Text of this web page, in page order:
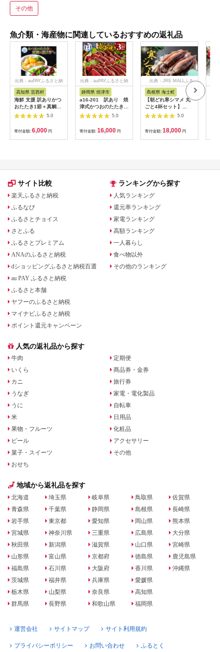
その他
魚介類・海産物に関連しているおすすめの返礼品
出典：auPAYふるさと納
高知県 芸西村
海鮮 支援 訳ありかつ
おたたき1節＋真鯛漬
け丼の素1食 冷凍 保
存食 小分け 惣菜 そう
ざい パック 漬け 本場
高知 海鮮丼 パパッと
簡単 一人暮らし 人気
5.0
寄付金額: 6,000 円
出典：auPAYふるさと納
静岡県 焼津市
a16-201 訳あり 焼
津式かつおのたたき炭
火焼き 3kg以上（約6
5.0
寄付金額: 16,000 円
出典：JRE MALLふる
さと納税
島根県 海士町
【朝どれ寒シマメ 丸
ごと4杯セット】
250g×4杯 いか イカ
スルメイカ 朝どれ寒
5.0
寄付金額: 18,000 円
サイト比較
楽天ふるさと納税
ふるなび
ふるさとチョイス
さとふる
ふるさとプレミアム
ANAのふるさと納税
dショッピングふるさと納税百選
au PAY ふるさと納税
ふるさと本舗
ヤフーのふるさと納税
マイナビふるさと納税
ポイント還元キャンペーン
ランキングから探す
人気ランキング
還元率ランキング
家電ランキング
高額ランキング
一人暮らし
食べ物以外
その他のランキング
人気の返礼品から探す
牛肉
いくら
カニ
うなぎ
うに
米
果物・フルーツ
ビール
菓子・スイーツ
おせち
定期便
商品券・金券
旅行券
家電・電化製品
自転車
日用品
化粧品
アクセサリー
その他
地域から返礼品を探す
北海道
青森県
岩手県
宮城県
秋田県
山形県
福島県
茨城県
栃木県
群馬県
埼玉県
千葉県
東京都
神奈川県
新潟県
富山県
石川県
福井県
山梨県
長野県
岐阜県
静岡県
愛知県
三重県
滋賀県
京都府
大阪府
兵庫県
奈良県
和歌山県
鳥取県
島根県
岡山県
広島県
山口県
徳島県
香川県
愛媛県
高知県
福岡県
佐賀県
長崎県
熊本県
大分県
宮崎県
鹿児島県
沖縄県
運営会社 サイトマップ サイト利用規約
プライバシーポリシー お問い合わせ ふるとく